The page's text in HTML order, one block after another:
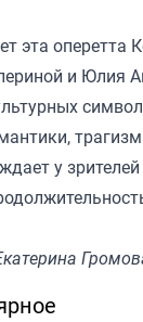
эта оперетта
и Юлия
у